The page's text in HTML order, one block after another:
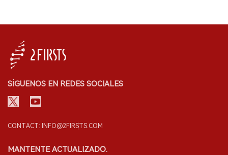
SÍGUENOS EN REDES SOCIALES
CONTACT: INFO@2FIRSTS.COM
MANTENTE ACTUALIZADO.